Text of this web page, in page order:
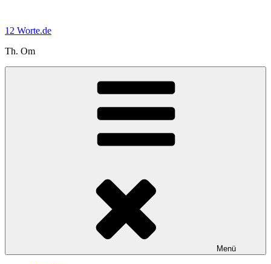
springen
12 Worte.de
Th. Om
Menü